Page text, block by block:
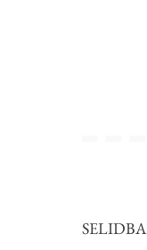
SELIDBA